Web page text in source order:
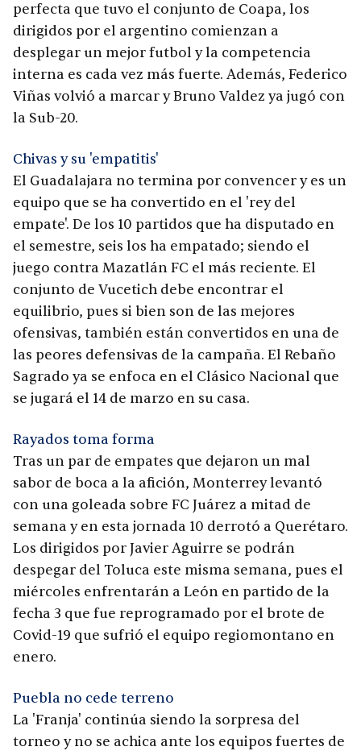
perfecta que tuvo el conjunto de Coapa, los
dirigidos por el argentino comienzan a
desplegar un mejor futbol y la competencia
interna es cada vez más fuerte. Además, Federico
Viñas volvió a marcar y Bruno Valdez ya jugó con
la Sub-20.
Chivas y su 'empatitis'
El Guadalajara no termina por convencer y es un
equipo que se ha convertido en el 'rey del
empate'. De los 10 partidos que ha disputado en
el semestre, seis los ha empatado; siendo el
juego contra Mazatlán FC el más reciente. El
conjunto de Vucetich debe encontrar el
equilibrio, pues si bien son de las mejores
ofensivas, también están convertidos en una de
las peores defensivas de la campaña. El Rebaño
Sagrado ya se enfoca en el Clásico Nacional que
se jugará el 14 de marzo en su casa.
Rayados toma forma
Tras un par de empates que dejaron un mal
sabor de boca a la afición, Monterrey levantó
con una goleada sobre FC Juárez a mitad de
semana y en esta jornada 10 derrotó a Querétaro.
Los dirigidos por Javier Aguirre se podrán
despegar del Toluca este misma semana, pues el
miércoles enfrentarán a León en partido de la
fecha 3 que fue reprogramado por el brote de
Covid-19 que sufrió el equipo regiomontano en
enero.
Puebla no cede terreno
La 'Franja' continúa siendo la sorpresa del
torneo y no se achica ante los equipos fuertes de